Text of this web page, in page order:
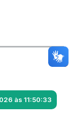
às 11:50:33